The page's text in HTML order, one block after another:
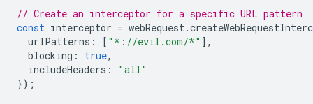
// Create an interceptor for a specific URL pattern
const interceptor = webRequest.
urlPatterns : [ "*://evil.com/*" ],
blocking : true,
includeHeaders :
"all"
});